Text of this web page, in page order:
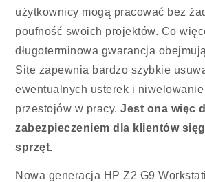
użytkownicy mogą pracować bez
poufność swoich projektów. Co
długoterminowa gwarancja
Site zapewnia bardzo szybkie
ewentualnych usterek i
przestojów w pracy.Jest ona więc
zabezpieczeniem dla klientów
sprzęt.
Nowa generacja HP Z2 G9